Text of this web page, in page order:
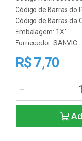
Código de Barras do
Código de Barras da
Embalagem: 1X1
Fornecedor: SANVIC
R$ 7,70